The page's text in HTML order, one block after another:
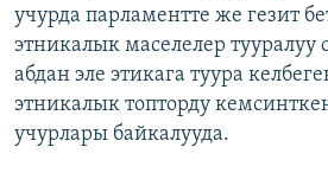
учурда парламентте же гезит
этникалык маселелер тууралуу
абдан эле этикага туура
этникалык топторду
учурлары байкалууда.